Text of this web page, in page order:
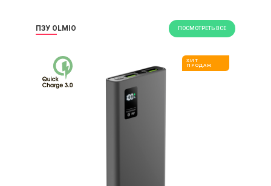
ПЗУ OLMIO ПОСМОТРЕТЬ ВСЕ
ХИТ
ПРОДАЖ